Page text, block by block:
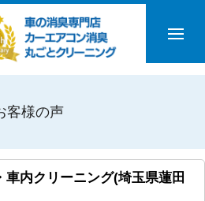
客様の声
クリーニング(埼玉県蓮田